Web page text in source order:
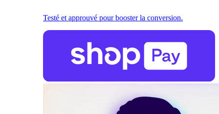
Testé et approuvé pour booster la conversion.